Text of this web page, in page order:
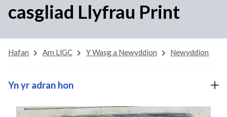
casgliad Llyfrau Print
Hafan Am LlGC Y Wasg a Newyddion Newyddion
Yn yr adran hon